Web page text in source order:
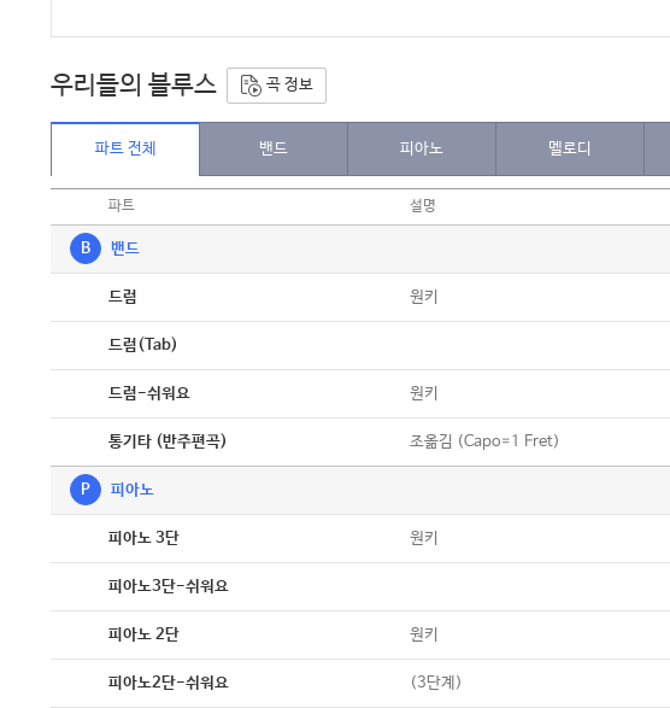
우리들의 블루스 곡 정보
파트 전체 밴드 피아노 멜로디
파트 설명
B 밴드
드럼 원키
드럼(Tab)
드럼-쉬워요 원키
통기타 (반주편곡) 조옮김 (Capo=1 Fret)
P 피아노
피아노 3단 원키
피아노3단-쉬워요
피아노 2단 원키
피아노2단-쉬워요 (3단계)